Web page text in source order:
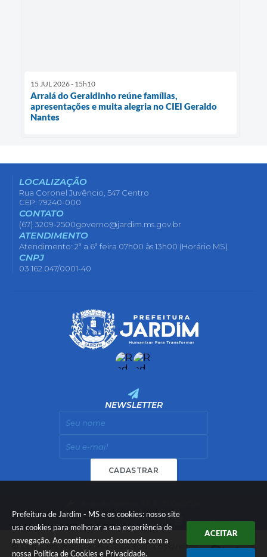
Prefeitura de Jardim - MS e os cookies: nosso site
usa cookies para melhorar a sua experiência de
navegação. Ao continuar você concorda com a
nossa Política de Cookies e Privacidade.
ACEITAR
15 JUL 2026 - 15h10
Arraiá do Geraldinho reúne famílias,
apresentações e muita alegria no CIEI Geraldo
Nantes
LOCALIZAÇÃO
Rua Coronel Juvêncio, 547 Centro
CEP: 79240-000
CONTATO
(67) 3209-2500governo@jardim.ms.gov.br
ATENDIMENTO
Atendimento: 2ª a 6ª feira 07h00 às 13h00 (Horário MS)
CNPJ
03.162.047/0001-40
NEWSLETTER
CADASTRAR
Dados Abertos
© Copyright Instar - 2006-2026. Todos os direitos